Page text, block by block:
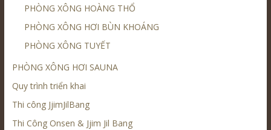
PHÒNG XÔNG HOÀNG THỔ
PHÒNG XÔNG HƠI BÙN KHOÁNG
PHÒNG XÔNG TUYẾT
PHÒNG XÔNG HƠI SAUNA
Quy trình triển khai
Thi công JjimJilBang
Thi Công Onsen & Jjim Jil Bang